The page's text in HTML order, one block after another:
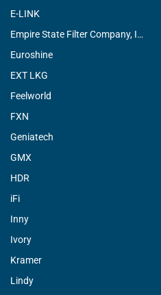
E-LINK
Empire State Filter Company, INC.
Euroshine
EXT LKG
Feelworld
FXN
Geniatech
GMX
HDR
iFi
Inny
Ivory
Kramer
Lindy